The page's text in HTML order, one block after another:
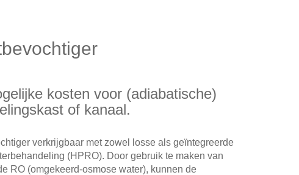
kosten voor (adiabatische)
of kanaal.
verkrijgbaar met zowel losse als geïntegreerde
(HPRO). Door gebruik te maken van
RO (omgekeerd-osmose water), kunnen de